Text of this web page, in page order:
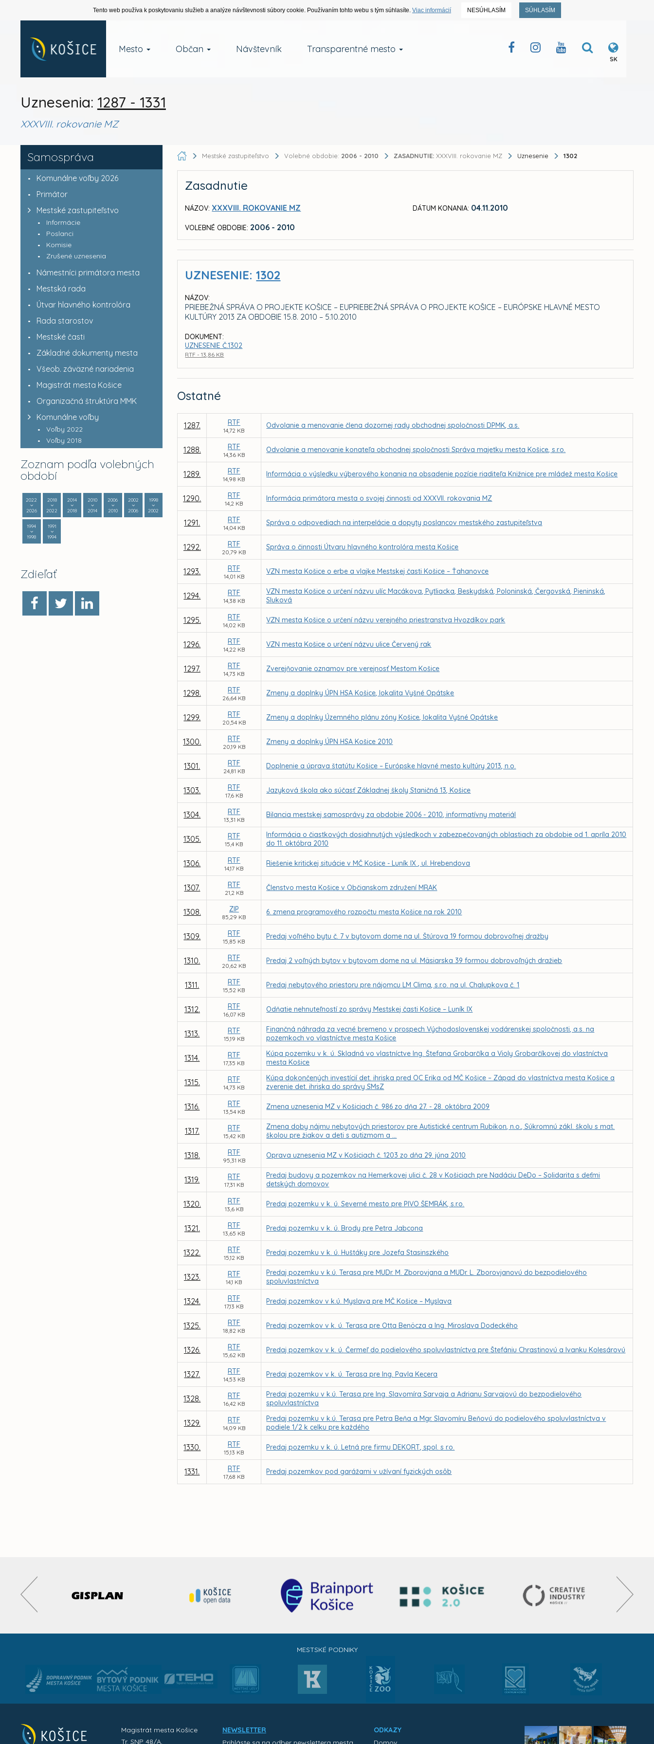
Tento web používa k poskytovaniu služieb a analýze návštevnosti súbory cookie. Používaním tohto webu s tým súhlasíte. Viac informácií NESÚHLASÍM SÚHLASÍM
Mesto Občan Návštevník Transparentné mesto
SK
Uznesenia: 1287 - 1331
XXXVIII. rokovanie MZ
Samospráva
Komunálne voľby 2026
Primátor
Mestské zastupiteľstvo
Informácie
Poslanci
Komisie
Zrušené uznesenia
Námestníci primátora mesta
Mestská rada
Útvar hlavného kontrolóra
Rada starostov
Mestské časti
Základné dokumenty mesta
Všeob. záväzné nariadenia
Magistrát mesta Košice
Organizačná štruktúra MMK
Komunálne voľby
Voľby 2022
Voľby 2018
Zoznam podľa volebných
období
2022
2026
2018
2022
2014
2018
2010
2014
2006
2010
2002
2006
1998
2002
1994
1998
1991
1994
Zdieľať
Mestské zastupiteľstvo Volebné obdobie: 2006 - 2010 ZASADNUTIE: XXXVIII. rokovanie MZ Uznesenie 1302
Zasadnutie
NÁZOV: XXXVIII. ROKOVANIE MZ
VOLEBNÉ OBDOBIE: 2006 - 2010
DÁTUM KONANIA: 04.11.2010
UZNESENIE:1302
NÁZOV:
PRIEBEŽNÁ SPRÁVA O PROJEKTE KOŠICE – EUPRIEBEŽNÁ SPRÁVA O PROJEKTE KOŠICE – EURÓPSKE HLAVNÉ MESTO
KULTÚRY 2013 ZA OBDOBIE 15.8. 2010 – 5.10.2010
DOKUMENT:
UZNESENIE Č.1302
RTF - 13,86 KB
Ostatné
1287. RTF
14,72 KB
Odvolanie a menovanie člena dozornej rady obchodnej spoločnosti DPMK, a.s.
1288. RTF
14,36 KB
Odvolanie a menovanie konateľa obchodnej spoločnosti Správa majetku mesta Košice, s.r.o.
1289. RTF
14,98 KB
Informácia o výsledku výberového konania na obsadenie pozície riaditeľa Knižnice pre mládež mesta Košice
1290. RTF
14,2 KB
Informácia primátora mesta o svojej činnosti od XXXVII. rokovania MZ
1291. RTF
14,04 KB
Správa o odpovediach na interpelácie a dopyty poslancov mestského zastupiteľstva
1292. RTF
20,79 KB
Správa o činnosti Útvaru hlavného kontrolóra mesta Košice
1293. RTF
14,01 KB
VZN mesta Košice o erbe a vlajke Mestskej časti Košice – Ťahanovce
1294. RTF
14,38 KB
VZN mesta Košice o určení názvu ulíc Macákova, Pytliacka, Beskydská, Poloninská, Čergovská, Pieninská,
Sluková
1295. RTF
14,02 KB
VZN mesta Košice o určení názvu verejného priestranstva Hvozdíkov park
1296. RTF
14,22 KB
VZN mesta Košice o určení názvu ulice Červený rak
1297. RTF
14,73 KB
Zverejňovanie oznamov pre verejnosť Mestom Košice
1298. RTF
26,64 KB
Zmeny a doplnky ÚPN HSA Košice, lokalita Vyšné Opátske
1299. RTF
20,54 KB
Zmeny a doplnky Územného plánu zóny Košice, lokalita Vyšné Opátske
1300. RTF
20,19 KB
Zmeny a doplnky ÚPN HSA Košice 2010
1301. RTF
24,81 KB
Doplnenie a úprava štatútu Košice – Európske hlavné mesto kultúry 2013, n.o.
1303. RTF
17,6 KB
Jazyková škola ako súčasť Základnej školy Staničná 13, Košice
1304. RTF
13,31 KB
Bilancia mestskej samosprávy za obdobie 2006 - 2010, informatívny materiál
1305. RTF
15,4 KB
Informácia o čiastkových dosiahnutých výsledkoch v zabezpečovaných oblastiach za obdobie od 1. apríla 2010
do 11. októbra 2010
1306. RTF
14,17 KB
Riešenie kritickej situácie v MČ Košice - Luník IX , ul. Hrebendova
1307. RTF
21,2 KB
Členstvo mesta Košice v Občianskom združení MRAK
1308. ZIP
85,29 KB
6. zmena programového rozpočtu mesta Košice na rok 2010
1309. RTF
15,85 KB
Predaj voľného bytu č. 7 v bytovom dome na ul. Štúrova 19 formou dobrovoľnej dražby
1310. RTF
20,62 KB
Predaj 2 voľných bytov v bytovom dome na ul. Mäsiarska 39 formou dobrovoľných dražieb
1311. RTF
15,52 KB
Predaj nebytového priestoru pre nájomcu LM Clima, s.r.o. na ul. Chalupkova č. 1
1312. RTF
16,07 KB
Odňatie nehnuteľností zo správy Mestskej časti Košice – Luník IX
1313. RTF
15,19 KB
Finančná náhrada za vecné bremeno v prospech Východoslovenskej vodárenskej spoločnosti, a.s. na
pozemkoch vo vlastníctve mesta Košice
1314. RTF
17,35 KB
Kúpa pozemku v k. ú. Skladná vo vlastníctve Ing. Štefana Grobarčíka a Violy Grobarčíkovej do vlastníctva
mesta Košice
1315. RTF
14,73 KB
Kúpa dokončených investícií det. ihriska pred OC Erika od MČ Košice – Západ do vlastníctva mesta Košice a
zverenie det. ihriska do správy SMsZ
1316. RTF
13,54 KB
Zmena uznesenia MZ v Košiciach č. 986 zo dňa 27. - 28. októbra 2009
1317. RTF
15,42 KB
Zmena doby nájmu nebytových priestorov pre Autistické centrum Rubikon, n.o., Súkromnú zákl. školu s mat.
školou pre žiakov a deti s autizmom a ...
1318. RTF
95,31 KB
Oprava uznesenia MZ v Košiciach č. 1203 zo dňa 29. júna 2010
1319. RTF
17,31 KB
Predaj budovy a pozemkov na Hemerkovej ulici č. 28 v Košiciach pre Nadáciu DeDo – Solidarita s deťmi
detských domovov
1320. RTF
13,6 KB
Predaj pozemku v k. ú. Severné mesto pre PIVO ŠEMRÁK, s.r.o.
1321. RTF
13,65 KB
Predaj pozemku v k. ú. Brody pre Petra Jabcona
1322. RTF
15,12 KB
Predaj pozemku v k. ú. Huštáky pre Jozefa Stasinszkého
1323. RTF
14,1 KB
Predaj pozemku v k.ú. Terasa pre MUDr. M. Zborovjana a MUDr. L. Zborovjanovú do bezpodielového
spoluvlastníctva
1324. RTF
17,13 KB
Predaj pozemkov v k.ú. Myslava pre MČ Košice – Myslava
1325. RTF
18,82 KB
Predaj pozemkov v k. ú. Terasa pre Otta Benöcza a Ing. Miroslava Dodeckého
1326. RTF
15,62 KB
Predaj pozemkov v k. ú. Čermeľ do podielového spoluvlastníctva pre Štefániu Chrastinovú a Ivanku Kolesárovú
1327. RTF
14,53 KB
Predaj pozemkov v k. ú. Terasa pre Ing. Pavla Kecera
1328. RTF
16,42 KB
Predaj pozemku v k.ú. Terasa pre Ing. Slavomíra Sarvaja a Adrianu Sarvajovú do bezpodielového
spoluvlastníctva
1329. RTF
14,09 KB
Predaj pozemku v k.ú. Terasa pre Petra Beňa a Mgr. Slavomíru Beňovú do podielového spoluvlastníctva v
podiele 1/2 k celku pre každého
1330. RTF
15,13 KB
Predaj pozemku v k. ú. Letná pre firmu DEKORT, spol. s r.o.
1331. RTF
17,68 KB
Predaj pozemkov pod garážami v užívaní fyzických osôb
MESTSKÉ PODNIKY
Magistrát mesta Košice
Tr. SNP 48/A,
NEWSLETTER
ODKAZY